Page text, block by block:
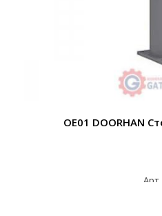
OE01 DOORHAN